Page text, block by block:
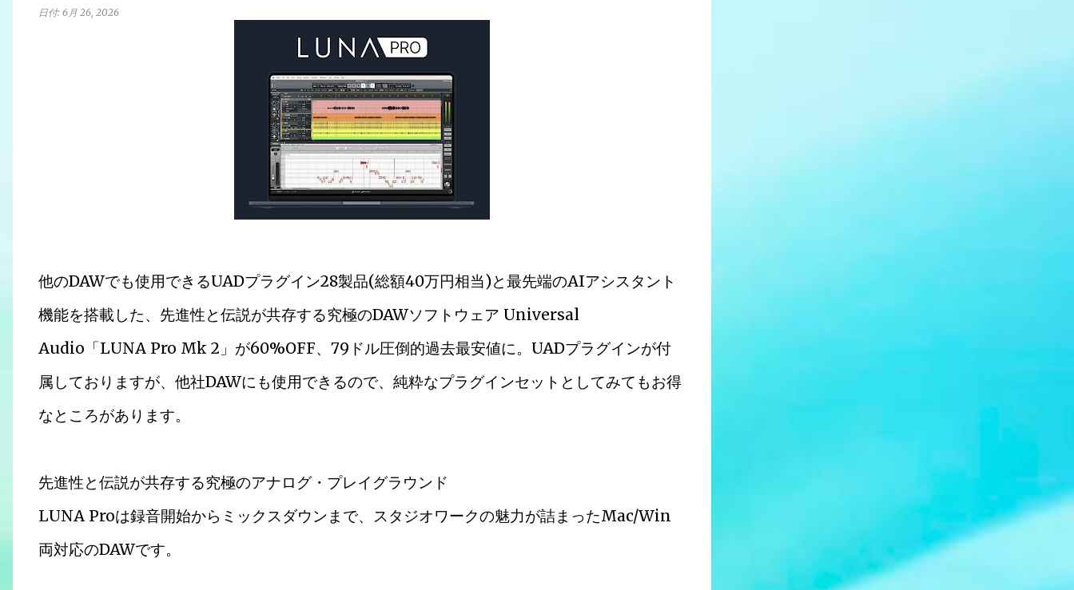
日付: 6月 26, 2026
他のDAWでも使用できるUADプラグイン28製品(総額40万円相当)と最先端のAIアシスタント
機能を搭載した、先進性と伝説が共存する究極のDAWソフトウェア Universal
Audio「LUNA Pro Mk 2」が60%OFF、79ドル圧倒的過去最安値に。UADプラグインが付
属しておりますが、他社DAWにも使用できるので、純粋なプラグインセットとしてみてもお得
なところがあります。
先進性と伝説が共存する究極のアナログ・プレイグラウンド
LUNA Proは録音開始からミックスダウンまで、スタジオワークの魅力が詰まったMac/Win
両対応のDAWです。